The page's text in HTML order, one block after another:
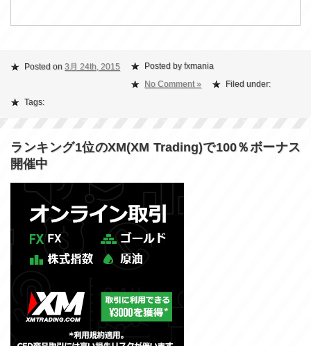
Posted on 3月 24th, 2015
Posted by fxmania
No Comment »
Filed under:
Tags:
ランキング1位のXM(XM Trading)で100％ボーナス
開催中